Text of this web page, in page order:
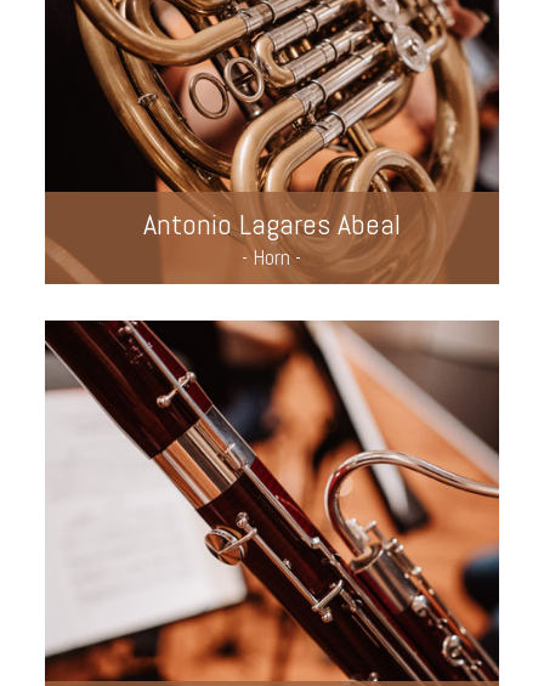
Antonio Lagares Abeal
- Horn -